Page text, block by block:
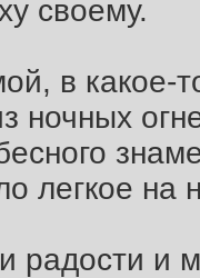
своему.
в какое-
ночных
легкое на
радости и